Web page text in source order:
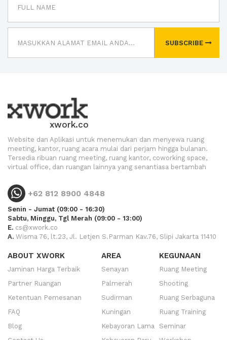
SUBSCRIBE
xwork.co
Website dan Aplikasi untuk menemukan dan menyewa ruang
meeting, kantor, ruang acara mulai dari perjam hingga bulanan.
Tersedia ribuan ruang meeting, ruang kantor, coworking space,
virtual office, dan ruangan lainnya yang senantiasa bertambah
+62 812 8900 4848
Senin - Jumat (09:00 - 16:30)
Sabtu, Minggu, Tgl Merah (09:00 - 13:00)
E. cs@xwork.co
A. Wisma 76, lt.23, Jl. Letjen S.Parman Kav.76, Slipi Jakarta 11410
ABOUT XWORK
Jaminan Harga Terbaik
Partner Ruangan
Ketentuan Pemesanan
FAQ
Blog
AREA
Senayan
Palmerah
Sudirman
Kuningan
Kebayoran Lama
KEGUNAAN
Ruang Meeting
Shooting
Ruang Serbaguna
Ruang Training
Seminar